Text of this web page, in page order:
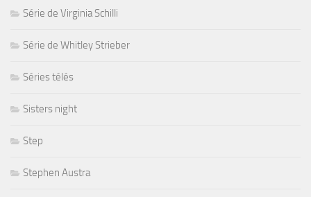
Série de Virginia Schilli
Série de Whitley Strieber
Séries télés
Sisters night
Step
Stephen Austra